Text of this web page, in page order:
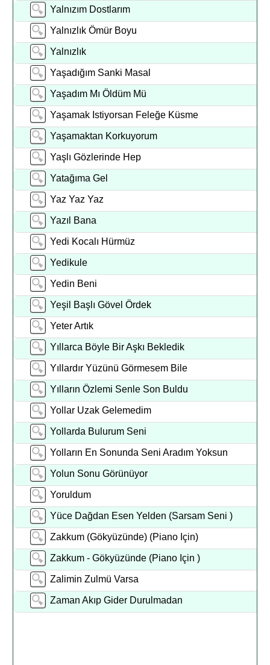
Yalnızım Dostlarım
Yalnızlık Ömür Boyu
Yalnızlık
Yaşadığım Sanki Masal
Yaşadım Mı Öldüm Mü
Yaşamak Istiyorsan Feleğe Küsme
Yaşamaktan Korkuyorum
Yaşlı Gözlerinde Hep
Yatağıma Gel
Yaz Yaz Yaz
Yazıl Bana
Yedi Kocalı Hürmüz
Yedikule
Yedin Beni
Yeşil Başlı Gövel Ördek
Yeter Artık
Yıllarca Böyle Bir Aşkı Bekledik
Yıllardır Yüzünü Görmesem Bile
Yılların Özlemi Senle Son Buldu
Yollar Uzak Gelemedim
Yollarda Bulurum Seni
Yolların En Sonunda Seni Aradım Yoksun
Yolun Sonu Görünüyor
Yoruldum
Yüce Dağdan Esen Yelden (Sarsam Seni )
Zakkum (Gökyüzünde) (Piano Için)
Zakkum - Gökyüzünde (Piano Için )
Zalimin Zulmü Varsa
Zaman Akıp Gider Durulmadan